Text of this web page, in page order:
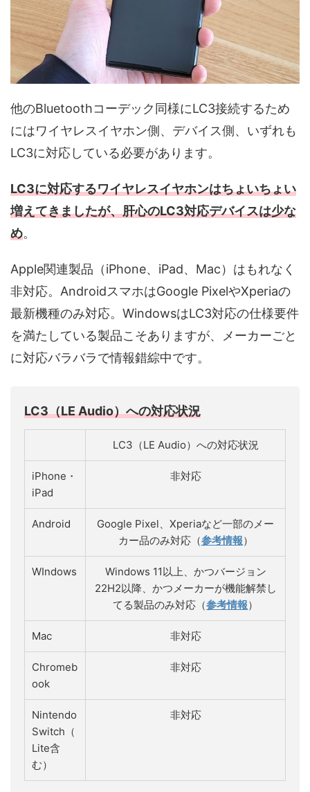
他のBluetoothコーデック同様にLC3接続するため
にはワイヤレスイヤホン側、デバイス側、いずれも
LC3に対応している必要があります。
LC3に対応するワイヤレスイヤホンはちょいちょい
増えてきましたが、肝心のLC3対応デバイスは少な
め。
Apple関連製品（iPhone、iPad、Mac）はもれなく
非対応。AndroidスマホはGoogle PixelやXperiaの
最新機種のみ対応。WindowsはLC3対応の仕様要件
を満たしている製品こそありますが、メーカーごと
に対応バラバラで情報錯綜中です。
LC3（LE Audio）への対応状況
LC3（LE Audio）への対応状況
iPhone・
iPad
非対応
Android
Google Pixel、Xperiaなど一部のメー
カー品のみ対応（参考情報）
WIndows
Windows 11以上、かつバージョン
22H2以降、かつメーカーが機能解禁し
てる製品のみ対応（参考情報）
Mac 非対応
Chromeb
ook
非対応
Nintendo
Switch（
Lite含
む）
非対応